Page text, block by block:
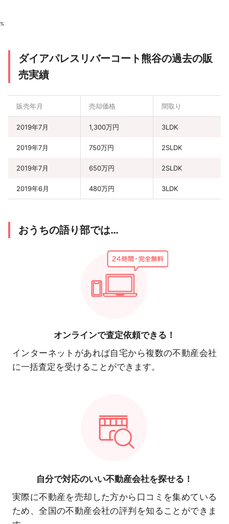
%
ダイアパレスリバーコート熊谷の過去の販
売実績
販売年月 売却価格 間取り
2019年7月 1,300万円 3LDK
2019年7月 750万円 2SLDK
2019年7月 650万円 2SLDK
2019年6月 480万円 3LDK
おうちの語り部では…
オンラインで査定依頼できる！
インターネットがあれば自宅から複数の不動産会社
に一括査定を受けることができます。
自分で対応のいい不動産会社を探せる！
実際に不動産を売却した方から口コミを集めている
ため、全国の不動産会社の評判を知ることができま